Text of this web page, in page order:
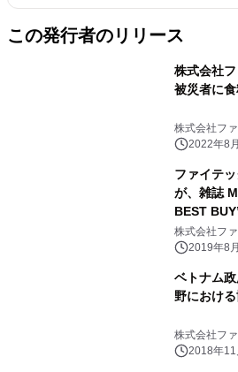
この発行者のリリース
株式会社
被災者に
株式会社フ
2022年8
ファイテ
が、雑誌
BEST
が評価され
株式会社フ
2019年8
ベトナム
野におけ
株式会社フ
2018年